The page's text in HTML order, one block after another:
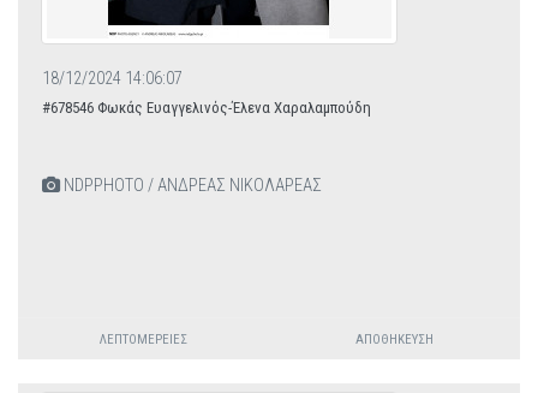
18/12/2024 14:06:07
#678546 Φωκάς Ευαγγελινός-Έλενα Χαραλαμπούδη
NDPPHOTO / ΑΝΔΡΕΑΣ ΝΙΚΟΛΑΡΕΑΣ
ΛΕΠΤΟΜΈΡΕΙΕΣ ΑΠΟΘΉΚΕΥΣΗ